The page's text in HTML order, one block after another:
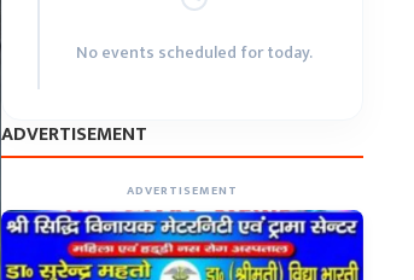
No events scheduled for today.
ADVERTISEMENT
ADVERTISEMENT